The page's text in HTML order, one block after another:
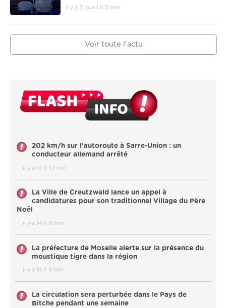
il y a 3 jour 1 h 3 min
Voir toute l'actu
202 km/h sur l'autoroute à Sarre-Union : un
conducteur allemand arrêté
il y a 13 h 37 min
La Ville de Creutzwald lance un appel à
candidatures pour son traditionnel Village du Père
Noël
il y a 14 h 9 min
La préfecture de Moselle alerte sur la présence du
moustique tigre dans la région
il y a 14 h 9 min
La circulation sera perturbée dans le Pays de
Bitche pendant une semaine